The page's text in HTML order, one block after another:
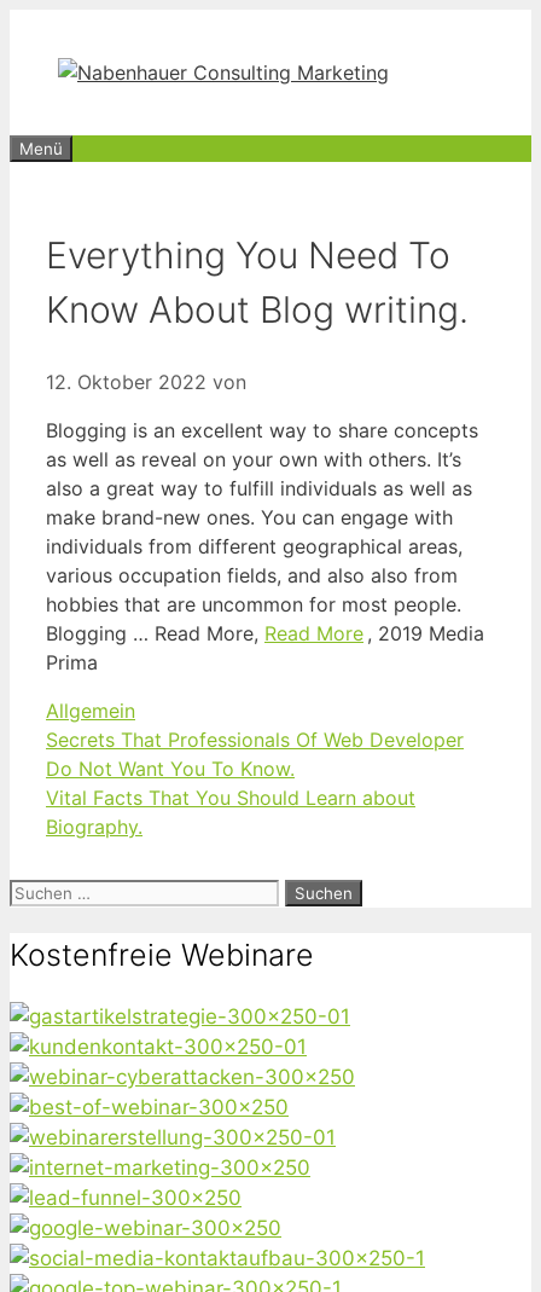
springen
Menü
Everything You Need To
Know About Blog writing.
12. Oktober 2022 von
Blogging is an excellent way to share concepts
as well as reveal on your own with others. It’s
also a great way to fulfill individuals as well as
make brand-new ones. You can engage with
individuals from different geographical areas,
various occupation fields, and also also from
hobbies that are uncommon for most people.
Blogging … Read More, Read More , 2019 Media
Prima
Kategorien
Allgemein
Secrets That Professionals Of Web Developer
Do Not Want You To Know.
Vital Facts That You Should Learn about
Biography.
Suchen
Kostenfreie Webinare